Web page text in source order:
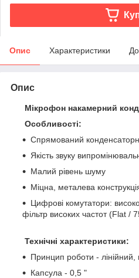
Опис Характеристики
Опис
Мікрофон накамерний
Особливості:
Спрямований
Якість звуку
Малий рівень шуму
Міцна, металева
Цифрові комутатори:
фільтр високих частот (Flat /
Технічні характеристики:
Принцип роботи - лінійний,
Капсула - 0,5 "